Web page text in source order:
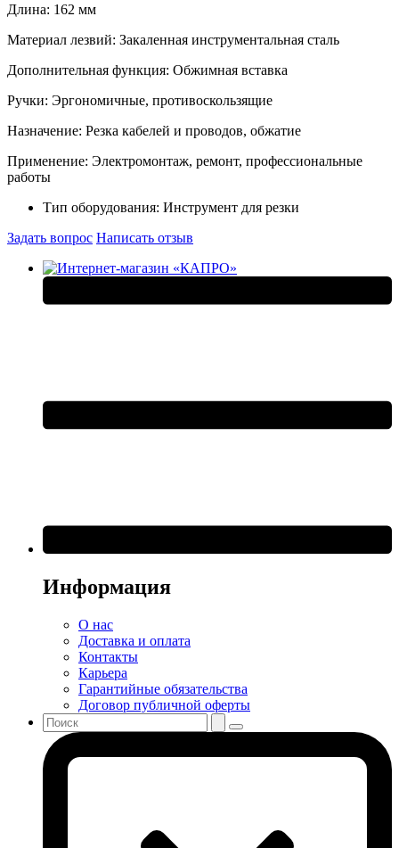
Длина: 162 мм
Материал лезвий: Закаленная инструментальная сталь
Дополнительная функция: Обжимная вставка
Ручки: Эргономичные, противоскользящие
Назначение: Резка кабелей и проводов, обжатие
Применение: Электромонтаж, ремонт, профессиональные
работы
Тип оборудования: Инструмент для резки
Задать вопрос Написать отзыв
Информация
О нас
Доставка и оплата
Контакты
Карьера
Гарантийные обязательства
Договор публичной оферты